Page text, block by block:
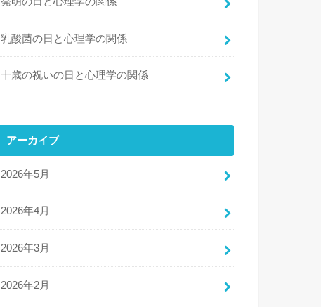
乳酸菌の日と心理学の関係
十歳の祝いの日と心理学の関係
アーカイブ
2026年5月
2026年4月
2026年3月
2026年2月